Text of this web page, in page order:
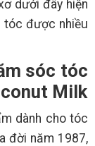
dưới đây hiện
tóc được nhiều
sóc tóc
Milk
dành cho tóc
đời năm 1987,